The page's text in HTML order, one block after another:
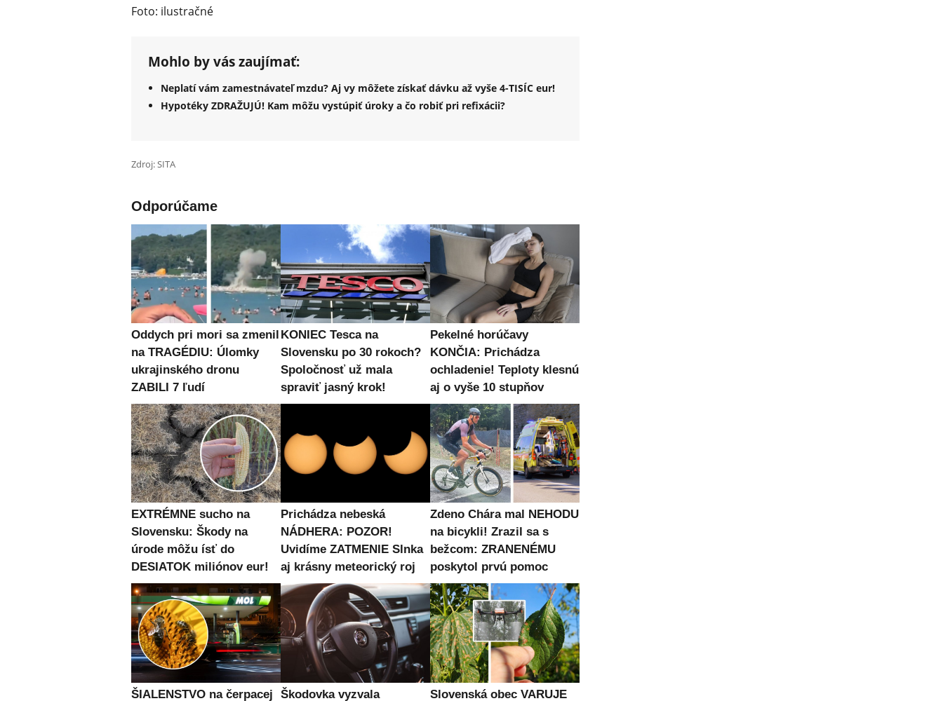
Foto: ilustračné
Mohlo by vás zaujímať:
Neplatí vám zamestnávateľ mzdu? Aj vy môžete získať dávku až vyše 4-TISÍC eur!
Hypotéky ZDRAŽUJÚ! Kam môžu vystúpiť úroky a čo robiť pri refixácii?
Zdroj: SITA
Odporúčame
Oddych pri mori sa zmenil
na TRAGÉDIU: Úlomky
ukrajinského dronu
ZABILI 7 ľudí
KONIEC Tesca na
Slovensku po 30 rokoch?
Spoločnosť už mala
spraviť jasný krok!
Pekelné horúčavy
KONČIA: Prichádza
ochladenie! Teploty klesnú
aj o vyše 10 stupňov
EXTRÉMNE sucho na
Slovensku: Škody na
úrode môžu ísť do
DESIATOK miliónov eur!
Prichádza nebeská
NÁDHERA: POZOR!
Uvidíme ZATMENIE Slnka
aj krásny meteorický roj
Zdeno Chára mal NEHODU
na bicykli! Zrazil sa s
bežcom: ZRANENÉMU
poskytol prvú pomoc
ŠIALENSTVO na čerpacej
Škodovka vyzvala
Slovenská obec VARUJE